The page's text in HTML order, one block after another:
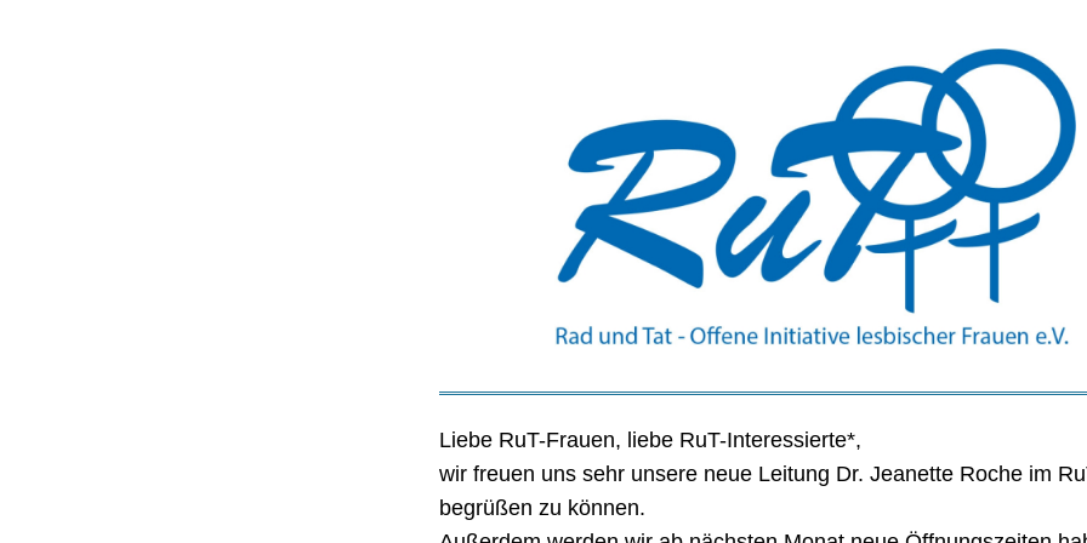
Liebe RuT-Frauen, liebe RuT-Interessierte*,
wir freuen uns sehr unsere neue Leitung Dr. Jeanette Roche im
begrüßen zu können.